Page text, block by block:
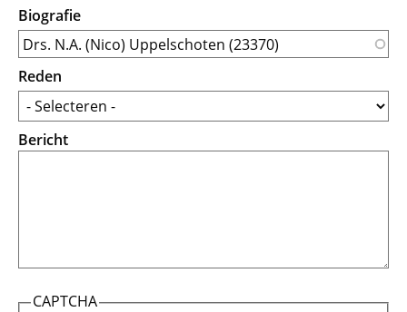
Biografie
Reden
Bericht
CAPTCHA